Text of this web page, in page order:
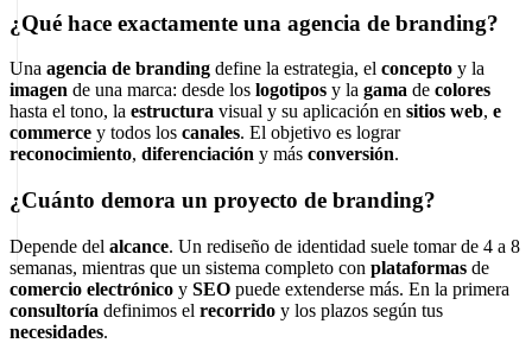
¿Qué hace exactamente una agencia de branding?
Una agencia de branding define la estrategia, el concepto y la
imagen de una marca: desde los logotipos y la gama de colores
hasta el tono, la estructura visual y su aplicación en sitios web, e
commerce y todos los canales. El objetivo es lograr
reconocimiento, diferenciación y más conversión.
¿Cuánto demora un proyecto de branding?
Depende del alcance. Un rediseño de identidad suele tomar de 4 a 8
semanas, mientras que un sistema completo con plataformas de
comercio electrónico y SEO puede extenderse más. En la primera
consultoría definimos el recorrido y los plazos según tus
necesidades.